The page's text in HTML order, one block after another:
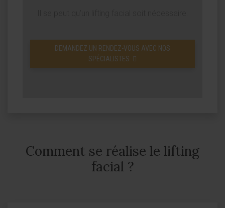
DEMANDEZ UN RENDEZ-VOUS AVEC NOS
SPÉCIALISTES
Comment se réalise le lifting
facial ?